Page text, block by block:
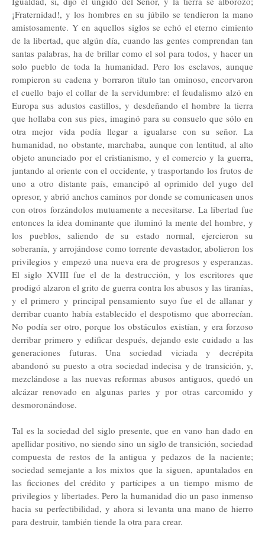
¡Fraternidad!, y los hombres en su júbilo se tendieron la mano
amistosamente. Y en aquellos siglos se echó el eterno cimiento
de la libertad, que algún día, cuando las gentes comprendan tan
santas palabras, ha de brillar como el sol para todos, y hacer un
solo pueblo de toda la humanidad. Pero los esclavos, aunque
rompieron su cadena y borraron título tan ominoso, encorvaron
el cuello bajo el collar de la servidumbre: el feudalismo alzó en
Europa sus adustos castillos, y desdeñando el hombre la tierra
que hollaba con sus pies, imaginó para su consuelo que sólo en
otra mejor vida podía llegar a igualarse con su señor. La
humanidad, no obstante, marchaba, aunque con lentitud, al alto
objeto anunciado por el cristianismo, y el comercio y la guerra,
juntando al oriente con el occidente, y trasportando los frutos de
uno a otro distante país, emancipó al oprimido del yugo del
opresor, y abrió anchos caminos por donde se comunicasen unos
con otros forzándolos mutuamente a necesitarse. La libertad fue
entonces la idea dominante que iluminó la mente del hombre, y
los pueblos, saliendo de su estado normal, ejercieron su
soberanía, y arrojándose como torrente devastador, abolieron los
privilegios y empezó una nueva era de progresos y esperanzas.
El siglo XVIII fue el de la destrucción, y los escritores que
prodigó alzaron el grito de guerra contra los abusos y las tiranías,
y el primero y principal pensamiento suyo fue el de allanar y
derribar cuanto había establecido el despotismo que aborrecían.
No podía ser otro, porque los obstáculos existían, y era forzoso
derribar primero y edificar después, dejando este cuidado a las
generaciones futuras. Una sociedad viciada y decrépita
abandonó su puesto a otra sociedad indecisa y de transición, y,
mezclándose a las nuevas reformas abusos antiguos, quedó un
alcázar renovado en algunas partes y por otras carcomido y
desmoronándose.
Tal es la sociedad del siglo presente, que en vano han dado en
apellidar positivo, no siendo sino un siglo de transición, sociedad
compuesta de restos de la antigua y pedazos de la naciente;
sociedad semejante a los mixtos que la siguen, apuntalados en
las ficciones del crédito y partícipes a un tiempo mismo de
privilegios y libertades. Pero la humanidad dio un paso inmenso
hacia su perfectibilidad, y ahora si levanta una mano de hierro
para destruir, también tiende la otra para crear.